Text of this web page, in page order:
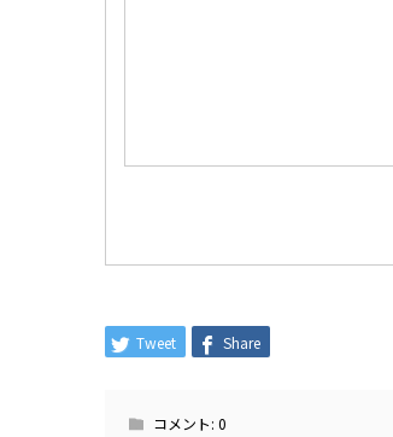
Tweet Share
コメント: 0